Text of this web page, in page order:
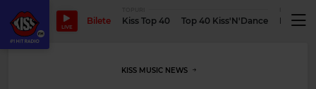
LIVE
Bilete Kiss Top 40 Top 40 Kiss'N'Dance
KISS MUSIC NEWS